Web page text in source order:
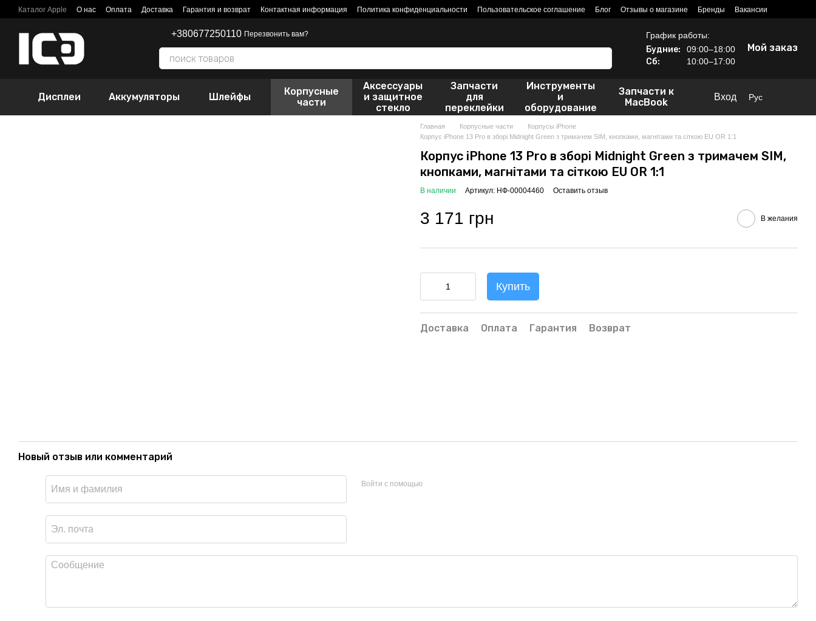
Перейти к основному контенту
Каталог Apple О нас Оплата Доставка Гарантия и возврат Контактная информация Политика конфиденциальности Пользовательское соглашение Блог Отзывы о магазине Бренды Вакансии
+380677250110 Перезвонить вам? График работы:
Будние: 09:00–18:00
Сб: 10:00–17:00
Мой заказ
Дисплеи Аккумуляторы Шлейфы
Корпусные
части
Аксессуары
и защитное
стекло
Запчасти
для
переклейки
Инструменты
и
оборудование
Запчасти к
MacBook
Вход Рус
Главная Корпусные части
Корпусы iPhone
Корпус iPhone 13 Pro в зборі Midnight Green з тримачем SIM, кнопками, магнітами та сіткою EU OR 1:1
Корпус iPhone 13 Pro в зборі Midnight Green з тримачем SIM,
кнопками, магнітами та сіткою EU OR 1:1
В наличии Артикул: НФ-00004460 Оставить отзыв
3 171 грн В желания
Купить
Доставка Оплата Гарантия Возврат
Новый отзыв или комментарий
Войти с помощью